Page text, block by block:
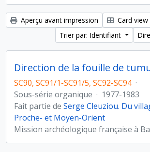
Aperçu avant impression Card view
Trier par: Identifiant
SC90, SC91/1-SC91/5, SC92-SC94 ·
Sous-série organique · 1977-1983
Fait partie de Serge Cleuziou. Du
Proche- et Moyen-Orient
Mission archéologique française à